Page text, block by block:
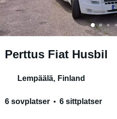
Perttus Fiat Husbil
Lempäälä, Finland
6 sovplatser 6 sittplatser